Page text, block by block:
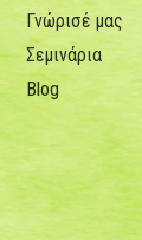
Γνώρισέ μας
Σεμινάρια
Blog